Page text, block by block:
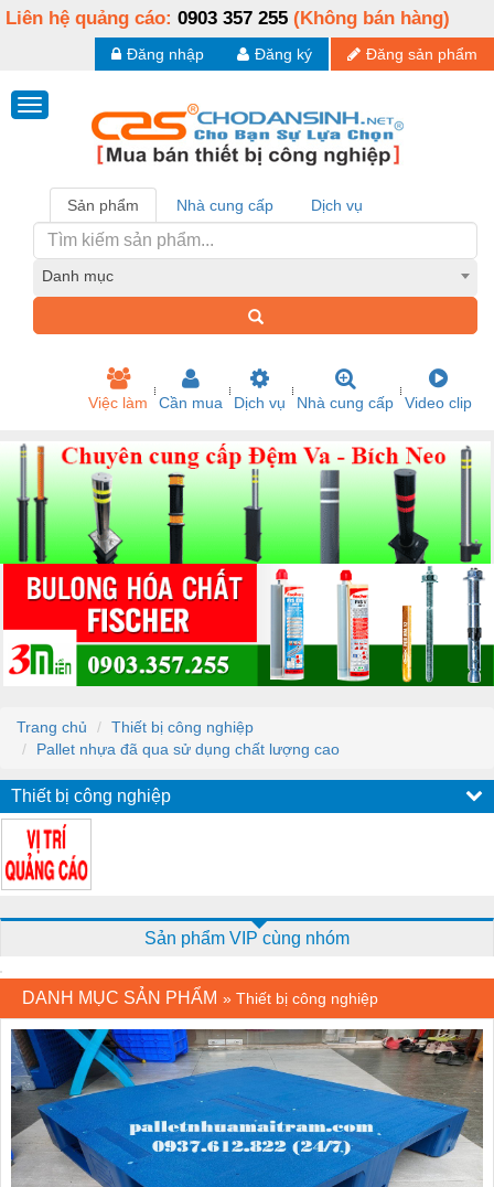
Liên hệ quảng cáo: 0903 357 255 (Không bán hàng)
Đăng sản phẩm
Đăng ký
Đăng nhập
Sản phẩm Nhà cung cấp Dịch vụ
Danh mục
Việc làm Cần mua Dịch vụ Nhà cung cấp Video clip
Trang chủ
Thiết bị công nghiệp
Pallet nhựa đã qua sử dụng chất lượng cao
Thiết bị công nghiệp
Sản phẩm VIP cùng nhóm
DANH MỤC SẢN PHẨM » Thiết bị công nghiệp